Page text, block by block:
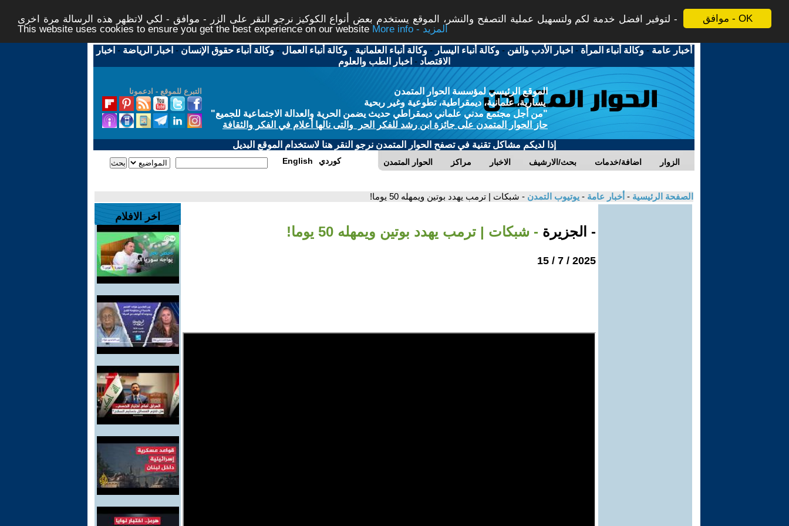
موافق - OK
لتوفير افضل خدمة لكم ولتسهيل عملية التصفح والنشر، الموقع يستخدم بعض أنواع الكوكيز نرجو النقر على الزر - موافق - لكي لاتظهر هذه الرسالة مرة اخرى -
This website uses cookies to ensure you get the best experience on our website
More info - المزيد
أخبار عامة -وكالة أنباء المرأة - اخبار الأدب والفن -وكالة أنباء اليسار -وكالة أنباء العلمانية -وكالة أنباء العمال -وكالة أنباء حقوق الإنسان - اخبار الرياضة - اخبار
الاقتصاد - اخبار الطب والعلوم
التبرع للموقع - ادعمونا
الموقع الرئيسي لمؤسسة الحوار المتمدن
يسارية، علمانية، ديمقراطية، تطوعية وغير ربحية
"من أجل مجتمع مدني علماني ديمقراطي حديث يضمن الحرية والعدالة الاجتماعية للجميع"
حاز الحوار المتمدن على جائزة ابن رشد للفكر الحر والتى نالها أعلام في الفكر والثقافة
إذا لديكم مشاكل تقنية في تصفح الحوار المتمدن نرجو النقر هنا لاستخدام الموقع البديل
الحوار المتمدن مراكز الاخبار بحث/الارشيف اضافة/خدمات الزوار English كوردي
الصفحة الرئيسية - أخبار عامة - يوتيوب التمدن - شبكات | ترمب يهدد بوتين ويمهله 50 يوما!
- الجزيرة - شبكات | ترمب يهدد بوتين ويمهله 50 يوما!
2025 / 7 / 15
اخر الافلام